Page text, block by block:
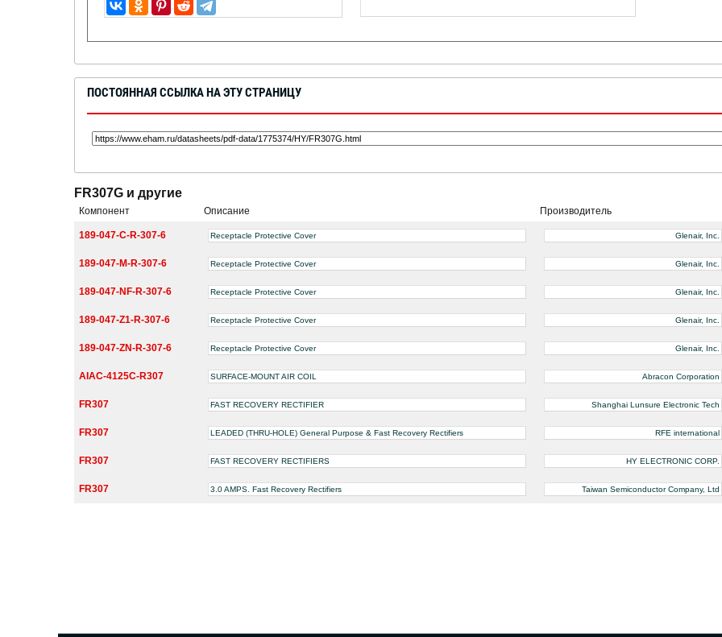
ПОСТОЯННАЯ ССЫЛКА НА ЭТУ СТРАНИЦУ
FR307G и другие
Компонент Описание Производитель
189-047-C-R-307-6 Receptacle Protective Cover Glenair, Inc.
189-047-M-R-307-6 Receptacle Protective Cover Glenair, Inc.
189-047-NF-R-307-6 Receptacle Protective Cover Glenair, Inc.
189-047-Z1-R-307-6 Receptacle Protective Cover Glenair, Inc.
189-047-ZN-R-307-6 Receptacle Protective Cover Glenair, Inc.
AIAC-4125C-R307 SURFACE-MOUNT AIR COIL Abracon Corporation
FR307 FAST RECOVERY RECTIFIER Shanghai Lunsure Electronic Tech
FR307 LEADED (THRU-HOLE) General Purpose & Fast Recovery Rectifiers RFE international
FR307 FAST RECOVERY RECTIFIERS HY ELECTRONIC CORP.
FR307 3.0 AMPS. Fast Recovery Rectifiers Taiwan Semiconductor Company, Ltd